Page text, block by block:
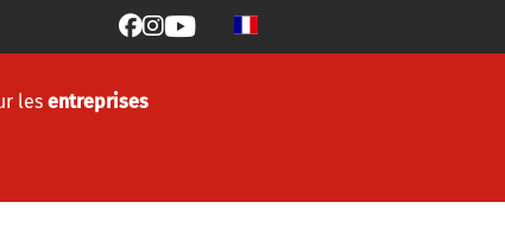

les entreprises